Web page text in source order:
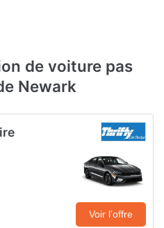
de voiture pas
Newark
Voir l’offre